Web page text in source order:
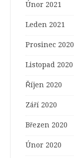
Únor 2021
Leden 2021
Prosinec 2020
Listopad 2020
Říjen 2020
Září 2020
Březen 2020
Únor 2020